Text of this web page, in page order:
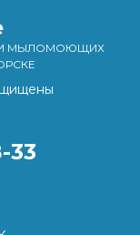
И МЫЛОМОЮЩИХ
33